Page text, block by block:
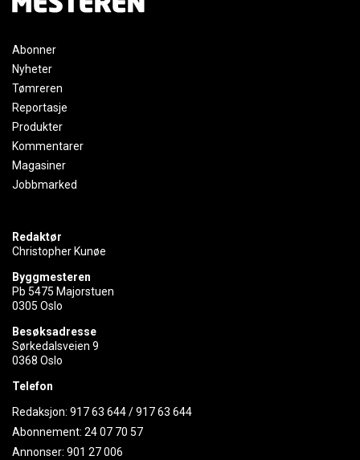
Abonner
Nyheter
Tømreren
Reportasje
Produkter
Kommentarer
Magasiner
Jobbmarked
Redaktør
Christopher Kunøe
Byggmesteren
Pb 5475 Majorstuen
0305 Oslo
Besøksadresse
Sørkedalsveien 9
0368 Oslo
Telefon
Redaksjon: 917 63 644/917 63 644
Abonnement: 24 07 70 57
Annonser: 901 27 006